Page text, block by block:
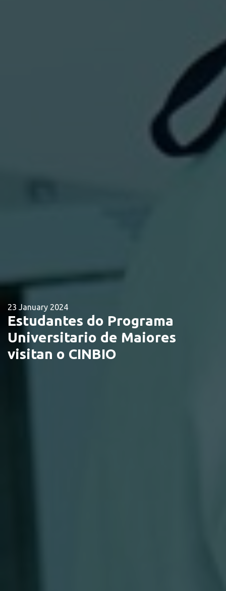
23 January 2024
Estudantes do Programa
Universitario de Maiores
visitan o CINBIO